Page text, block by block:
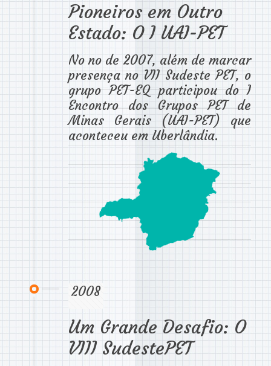
Pioneiros em Outro
Estado: O I UAI-PET
No no de 2007, além de marcar
presença no VII Sudeste PET, o
grupo PET-EQ participou do I
Encontro dos Grupos PET de
Minas Gerais (UAI-PET) que
aconteceu em Uberlândia.
2008
Um Grande Desafio: O
VIII SudestePET